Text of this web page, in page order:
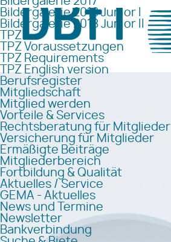
Bildergalerie 2018 Junior I
Bildergalerie 2018 Junior II
TPZ
TPZ Voraussetzungen
TPZ Requirements
TPZ English version
Berufsregister
Mitgliedschaft
Mitglied werden
Vorteile & Services
Rechtsberatung für Mitglieder
Versicherung für Mitglieder
Ermäßigte Beiträge
Mitgliederbereich
Fortbildung & Qualität
Aktuelles / Service
GEMA - Aktuelles
News und Termine
Newsletter
Bankverbindung